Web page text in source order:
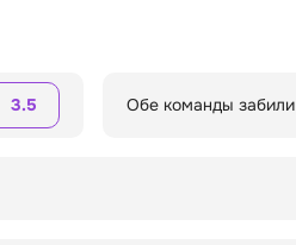
3.5 Обе команды забили